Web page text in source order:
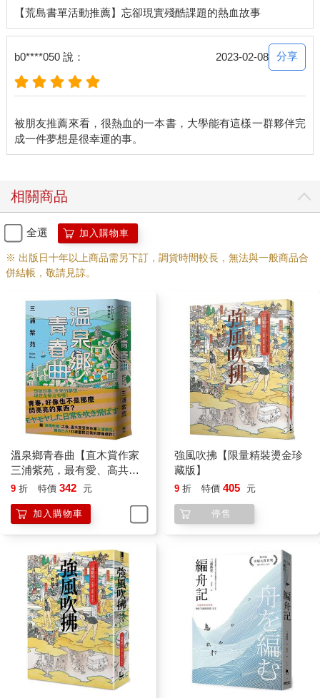
【荒島書單活動推薦】忘卻現實殘酷課題的熱血故事
b0****050 說： 2023-02-08 分享
被朋友推薦來看，很熱血的一本書，大學能有這樣一群夥伴完
相關商品
全選 加入購物車
※ 出版日十年以上商品需另下訂，調貨時間較長，無法與一般商品合
併結帳，敬請見諒。
溫泉鄉青春曲【直木賞作家
三浦紫苑，最有愛、高共鳴
度的長篇新作】
9 折 特價 342 元
加入購物車
強風吹拂【限量精裝燙金珍
藏版】
9 折 特價 405 元
停售